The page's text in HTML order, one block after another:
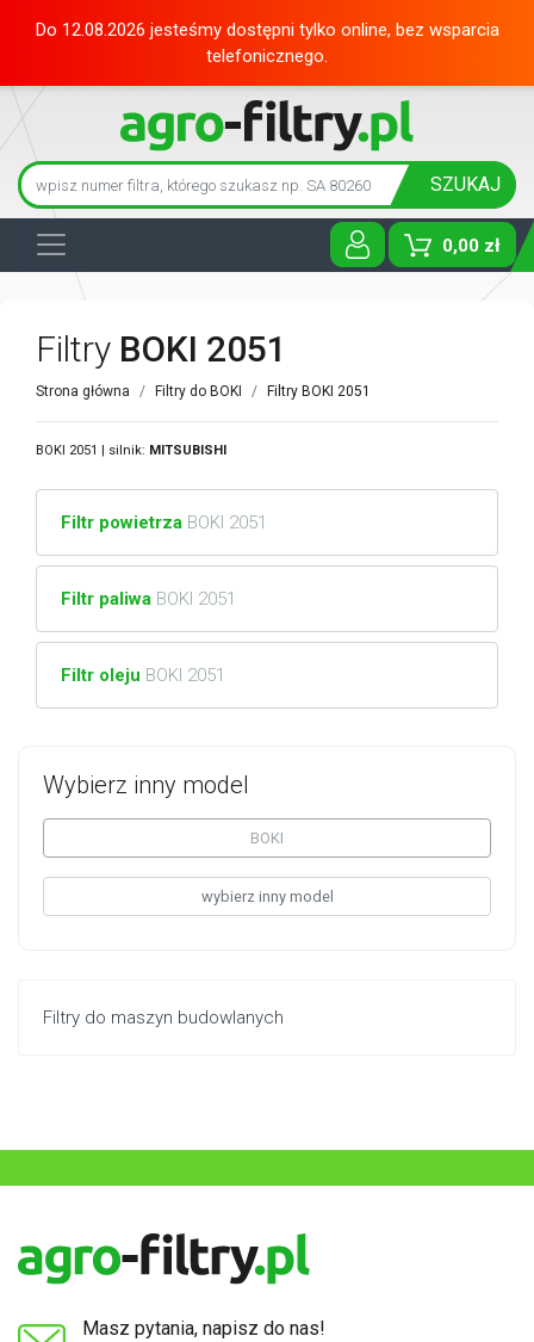
Do 12.08.2026 jesteśmy dostępni tylko online, bez wsparcia
telefonicznego.
SZUKAJ
0,00 zł
Toggle
Wybierz inny model
BOKI
wybierz inny model
Filtry do maszyn budowlanych
Filtry BOKI 2051
Strona główna Filtry do BOKI Filtry BOKI 2051
BOKI 2051 | silnik: MITSUBISHI
Filtr powietrza BOKI 2051
Filtr paliwa BOKI 2051
Filtr oleju BOKI 2051
Masz pytania, napisz do nas!